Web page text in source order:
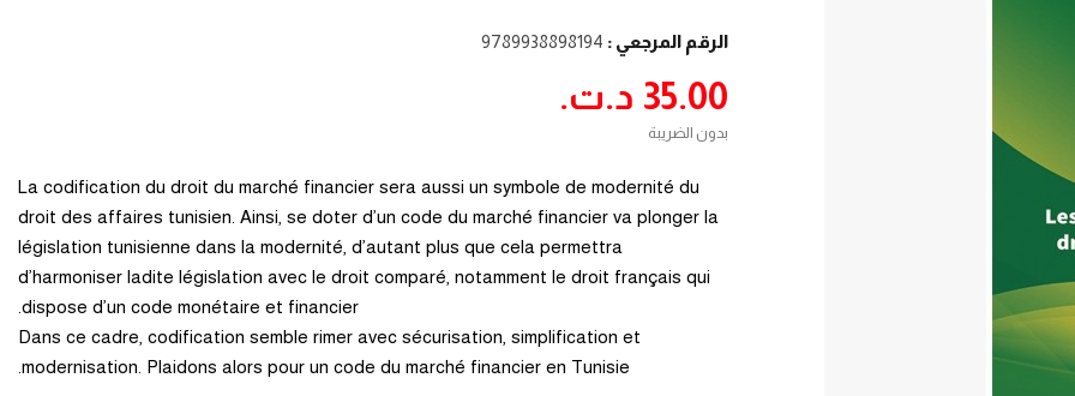
الرقم المرجعي : 9789938898194
35.00 د.ت.‏
بدون الضريبة
La codification du droit du marché financier sera aussi un symbole de modernité du
droit des affaires tunisien. Ainsi, se doter d’un code du marché financier va plonger la
législation tunisienne dans la modernité, d’autant plus que cela permettra
d’harmoniser ladite législation avec le droit comparé, notamment le droit français qui
dispose d’un code monétaire et financier.
Dans ce cadre, codification semble rimer avec sécurisation, simplification et
modernisation. Plaidons alors pour un code du marché financier en Tunisie.